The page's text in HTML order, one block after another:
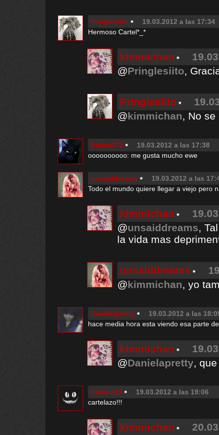
Pringlesiito
19.03.2012 a las 17:34
Hermoso Cartel*_*
kimmichan
@Pringlesiito,
Pringlesiito
@kimmichan, No se
Bulma272
19.03.2012 a las 17:38
oooooooooo: me gusta mucho ewe
unsaiddreams
19.03.2012 a las
Todo el mundo quiere llegar a viejo pero
kimmichan
@unsaiddreams,
la vida mas
unsaiddreams
@kimmichan, yo
Danielapretty
19.03.2012 a las
hace media hora esta viendo esa parte
kimmichan
@Danielapretty,
tristura13
19.03.2012 a las 19:06
cartelazo!!!
kimmichan